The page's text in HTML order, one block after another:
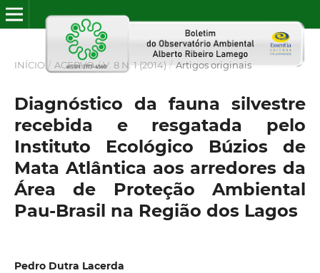
INÍCIO / ACERVO / V. 8 N. 1 (2014) / Artigos originais
Diagnóstico da fauna silvestre
recebida e resgatada pelo
Instituto Ecológico Búzios de
Mata Atlântica aos arredores da
Área de Proteção Ambiental
Pau-Brasil na Região dos Lagos
Pedro Dutra Lacerda